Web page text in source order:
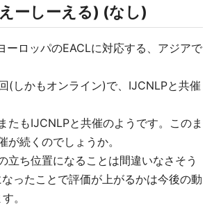
ーしーえる) (なし)
ーロッパのEACLに対応する、アジアで
(しかもオンライン)で、IJCNLPと共催
たもIJCNLPと共催のようです。このま
が続くのでしょうか。
立ち位置になることは間違いなさそう
ったことで評価が上がるかは今後の動
。